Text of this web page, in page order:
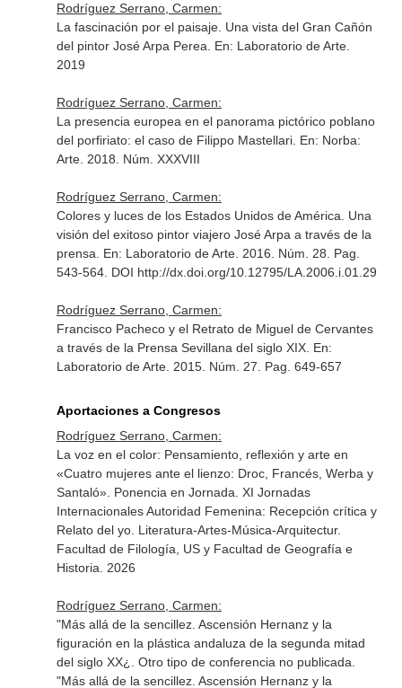
Rodríguez Serrano, Carmen:
La fascinación por el paisaje. Una vista del Gran Cañón
del pintor José Arpa Perea. En: Laboratorio de Arte.
2019
Rodríguez Serrano, Carmen:
La presencia europea en el panorama pictórico poblano
del porfiriato: el caso de Filippo Mastellari. En: Norba:
Arte. 2018. Núm. XXXVIII
Rodríguez Serrano, Carmen:
Colores y luces de los Estados Unidos de América. Una
visión del exitoso pintor viajero José Arpa a través de la
prensa. En: Laboratorio de Arte. 2016. Núm. 28. Pag.
543-564. DOI http://dx.doi.org/10.12795/LA.2006.i.01.29
Rodríguez Serrano, Carmen:
Francisco Pacheco y el Retrato de Miguel de Cervantes
a través de la Prensa Sevillana del siglo XIX. En:
Laboratorio de Arte. 2015. Núm. 27. Pag. 649-657
Aportaciones a Congresos
Rodríguez Serrano, Carmen:
La voz en el color: Pensamiento, reflexión y arte en
«Cuatro mujeres ante el lienzo: Droc, Francés, Werba y
Santaló». Ponencia en Jornada. XI Jornadas
Internacionales Autoridad Femenina: Recepción crítica y
Relato del yo. Literatura-Artes-Música-Arquitectur.
Facultad de Filología, US y Facultad de Geografía e
Historia. 2026
Rodríguez Serrano, Carmen:
"Más allá de la sencillez. Ascensión Hernanz y la
figuración en la plástica andaluza de la segunda mitad
del siglo XX¿. Otro tipo de conferencia no publicada.
"Más allá de la sencillez. Ascensión Hernanz y la